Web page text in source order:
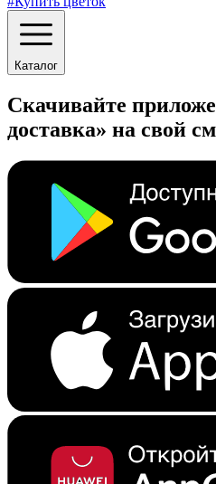
Каталог
Скачивайте
доставка» на свой